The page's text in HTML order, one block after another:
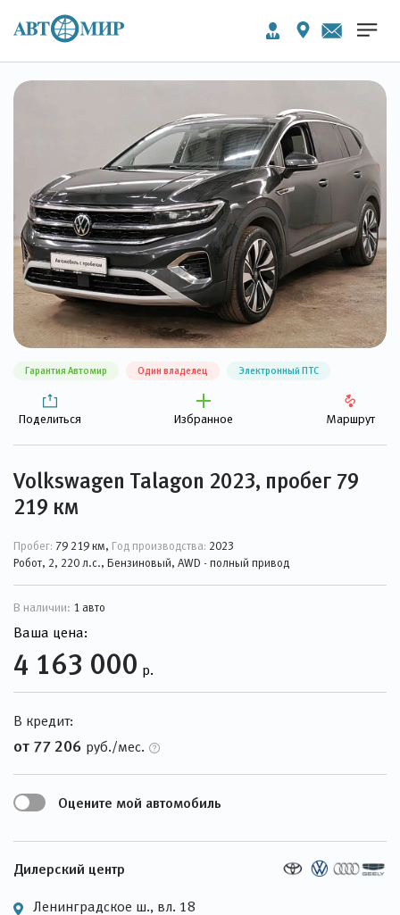
Гарантия Автомир Один владелец Электронный ПТС
Поделиться Избранное Маршрут
Volkswagen Talagon 2023, пробег 79
219 км
Пробег: 79 219 км, Год производства: 2023
Робот, 2, 220 л.с., Бензиновый, AWD - полный привод
В наличии: 1 авто
Ваша цена:
4 163 000 р.
В кредит:
от 77 206 руб./мес.
Оцените мой автомобиль
Дилерский центр
Ленинградское ш., вл. 18